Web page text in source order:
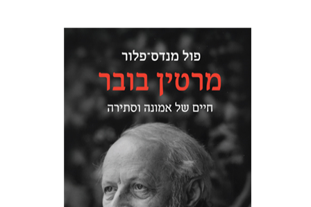
פול מנדס-פלור
מתן אורם